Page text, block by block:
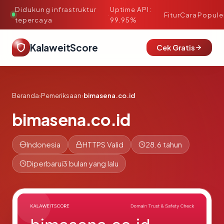
Didukung infrastruktur
tepercaya
·
Uptime API:
99.95%
FiturCara
KalaweitScore Cek Gratis
Beranda›Pemeriksaan›bimasena.co.id
bimasena.co.id
Indonesia HTTPS Valid 28.6 tahun
Diperbarui3 bulan yang lalu